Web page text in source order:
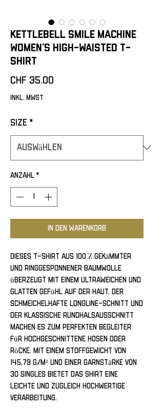
Kettlebell Smile Machine
Women’s high-waisted t-
shirt
CHF 35.00
inkl. MwSt
Size *
Anzahl *
In den Warenkorb
Dieses T-Shirt aus 100 % gekämmter
und ringgesponnener Baumwolle
überzeugt mit einem ultraweichen und
glatten Gefühl auf der Haut. Der
schmeichelhafte Longline-Schnitt und
der klassische Rundhalsausschnitt
machen es zum perfekten Begleiter
für hochgeschnittene Hosen oder
Röcke. Mit einem Stoffgewicht von
145,79 g/m² und einer Garnstärke von
30 Singles bietet das Shirt eine
leichte und zugleich hochwertige
Verarbeitung.